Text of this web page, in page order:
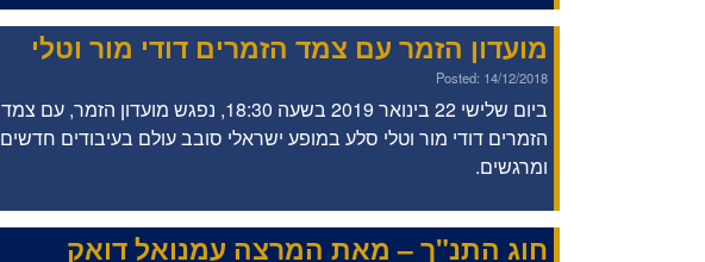
מועדון הזמר עם צמד הזמרים דודי מור וטלי
Posted: 14/12/2018
ביום שלישי 22 בינואר 2019 בשעה 18:30, נפגש מועדון הזמר, עם צמד
הזמרים דודי מור וטלי סלע במופע ישראלי סובב עולם בעיבודים חדשים
ומרגשים.
חוג התנ"ך – מאת המרצה עמנואל דואק